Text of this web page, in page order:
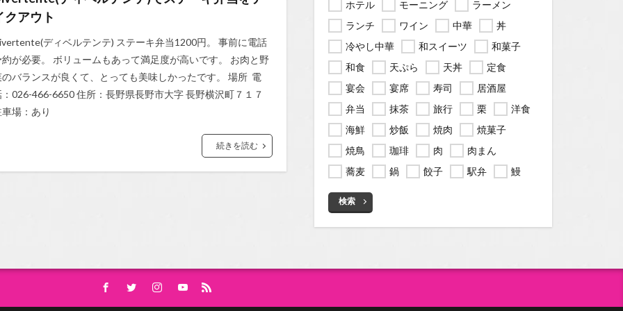
クアウト
ディベルテンテ) ステーキ弁当1200円。 事前に電話
約が必要。 ボリュームもあって満足度が高いです。 お肉と野
のバランスが良くて、とっても美味しかったです。 場所 電
：026-466-6650 住所：長野県長野市大字 長野横沢町７１７
場：あり
続きを読む
ホテル モーニング
ラーメン
ランチ
ワイン 中華
丼
冷やし中華
和スイーツ
和菓子
和食
天ぷら 天丼
定食
宴会
宴席 寿司
居酒屋
弁当
抹茶 旅行 栗
洋食
海鮮
炒飯 焼肉
焼菓子
焼鳥
珈琲 肉
肉まん
蕎麦
鍋 餃子 駅弁 鰻
検索